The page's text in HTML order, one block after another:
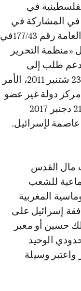
في
في المشاركة في
مداولات الجمعية العامة للأمم المتحدة وإقرار قرار الجمعية العامة رقم 177/43في
«منظمة التحرير
طلب إلى
الرئيس الفلسطيني لعضوية فلسطين في الأمم المتحدة في 23 شتنبر 2011، الأمر
مركز دولة غير عضو
لها صفة مراقب، وقرار الجمعية العامة للأمم المتحدة بتاريخ 21 دجنبر 2017
لإسرائيل.
مال القدس
للشعب
المغربية
إسرائيل على
حسين أو معبر
الوحيد
واعتبر وسيلة